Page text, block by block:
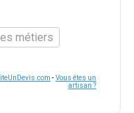
métiers
-Vous êtes un
artisan ?